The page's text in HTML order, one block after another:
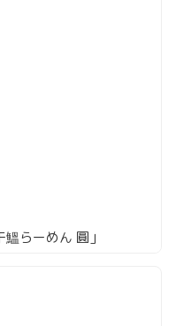
らーめん 圓」